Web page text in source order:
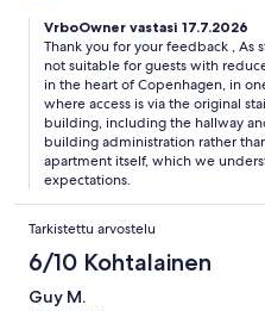
pepper. Ideally located near
spot to view the action but
VrboOwner vastasi 17.7.2026
Thank you for your feedback ,
not suitable for guests with
in the heart of Copenhagen, in
where access is via the original
building, including the hallway
building administration rather
apartment itself, which we
expectations.
Tarkistettu arvostelu
6/10 Kohtalainen
Guy M.